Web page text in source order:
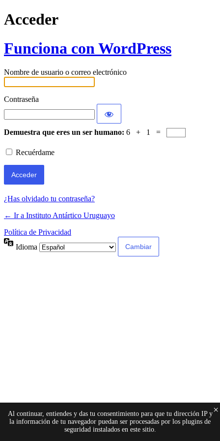
Acceder
Funciona con WordPress
Nombre de usuario o correo electrónico
Contraseña
Demuestra que eres un ser humano: 6 + 1 =
Recuérdame
¿Has olvidado tu contraseña?
← Ir a Instituto Antártico Uruguayo
Política de Privacidad
Idioma
Al continuar, entiendes y das tu consentimiento para que tu dirección IP y
la información de tu navegador puedan ser procesadas por los plugins de
seguridad instalados en este sitio.
×